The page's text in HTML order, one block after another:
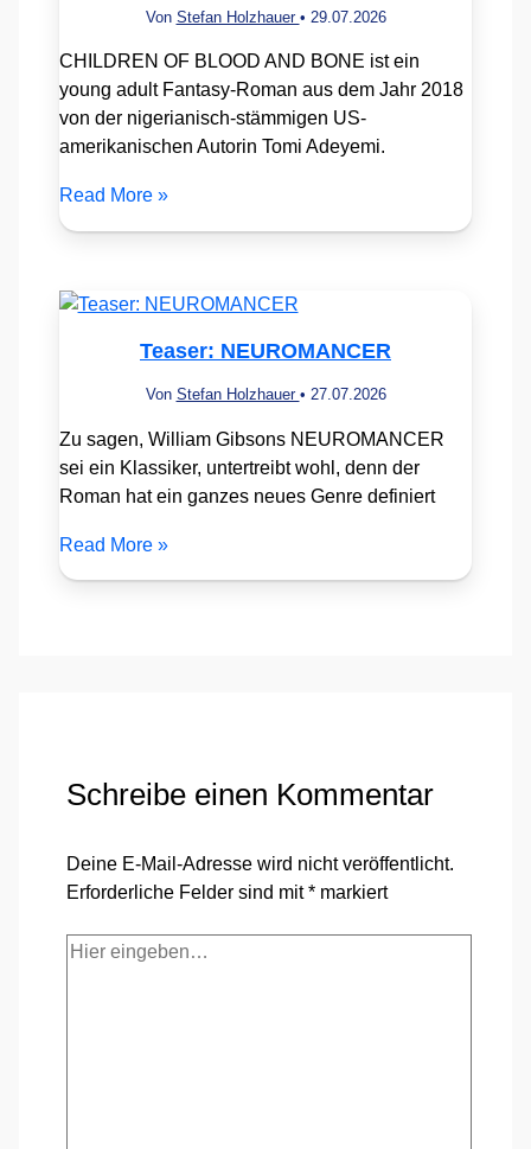
Von Stefan Holzhauer • 29.07.2026
CHILDREN OF BLOOD AND BONE ist ein
young adult Fantasy-Roman aus dem Jahr 2018
von der nigerianisch-stämmigen US-
amerikanischen Autorin Tomi Adeyemi.
Read More »
Teaser: NEUROMANCER
Von Stefan Holzhauer • 27.07.2026
Zu sagen, William Gibsons NEUROMANCER
sei ein Klassiker, untertreibt wohl, denn der
Roman hat ein ganzes neues Genre definiert
Read More »
Schreibe einen Kommentar
Deine E-Mail-Adresse wird nicht veröffentlicht.
Erforderliche Felder sind mit* markiert
Hier